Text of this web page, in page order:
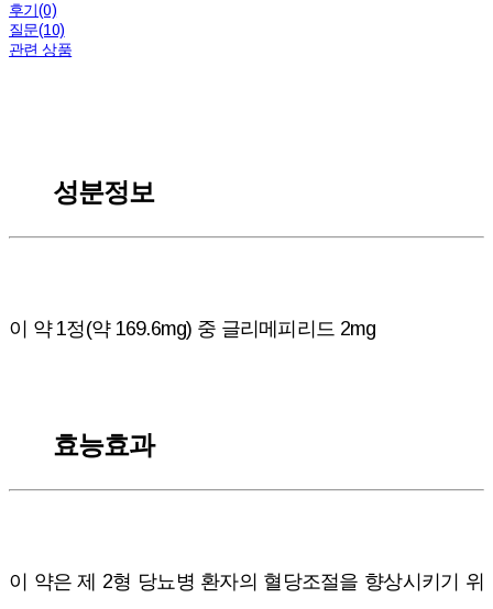
후기(0)
질문(10)
관련 상품
성분정보
이 약 1정(약 169.6mg) 중 글리메피리드 2mg
효능효과
이 약은 제 2형 당뇨병 환자의 혈당조절을 향상시키기 위